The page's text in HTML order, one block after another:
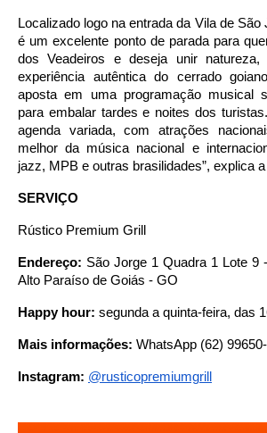
Localizado logo na entrada da Vila de São
é um excelente ponto de parada para
dos Veadeiros e deseja unir
experiência autêntica do cerrado
aposta em uma programação musical
para embalar tardes e noites dos
agenda variada, com atrações
melhor da música nacional e
jazz, MPB e outras brasilidades”, explica
SERVIÇO
Rústico Premium Grill
Endereço: São Jorge 1 Quadra 1 Lote 9
Alto Paraíso de Goiás - GO
Happy hour: segunda a quinta-feira, das
Mais informações: WhatsApp (62)
Instagram: @rusticopremiumgrill